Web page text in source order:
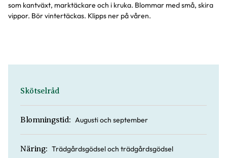
som kantväxt, marktäckare och i kruka. Blommar med små, skira
vippor. Bör vintertäckas. Klipps ner på våren.
Skötselråd
Blomningstid: Augusti och september
Näring: Trädgårdsgödsel och trädgårdsgödsel